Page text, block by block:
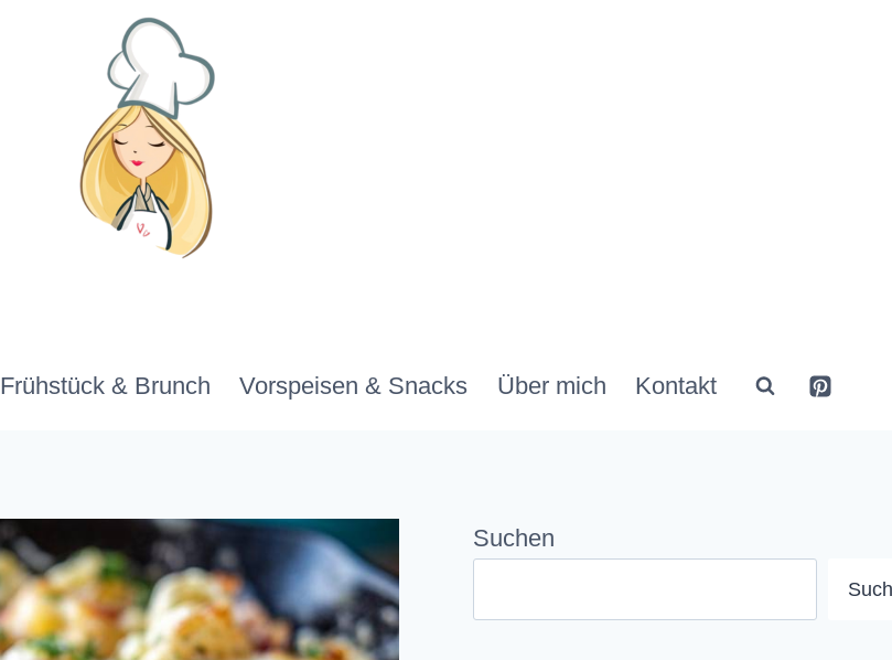
Frühstück & Brunch Vorspeisen & Snacks Über mich Kontakt
Suchen